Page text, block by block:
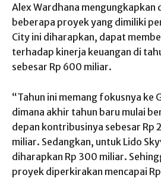
Alex Wardhana mengungkapkan
beberapa proyek yang dimiliki
City ini diharapkan, dapat
terhadap kinerja keuangan di
sebesar Rp 600 miliar.
“Tahun ini memang fokusnya ke
dimana akhir tahun baru mulai
depan kontribusinya sebesar Rp
miliar. Sedangkan, untuk Lido
diharapkan Rp 300 miliar.
proyek diperkirakan mencapai